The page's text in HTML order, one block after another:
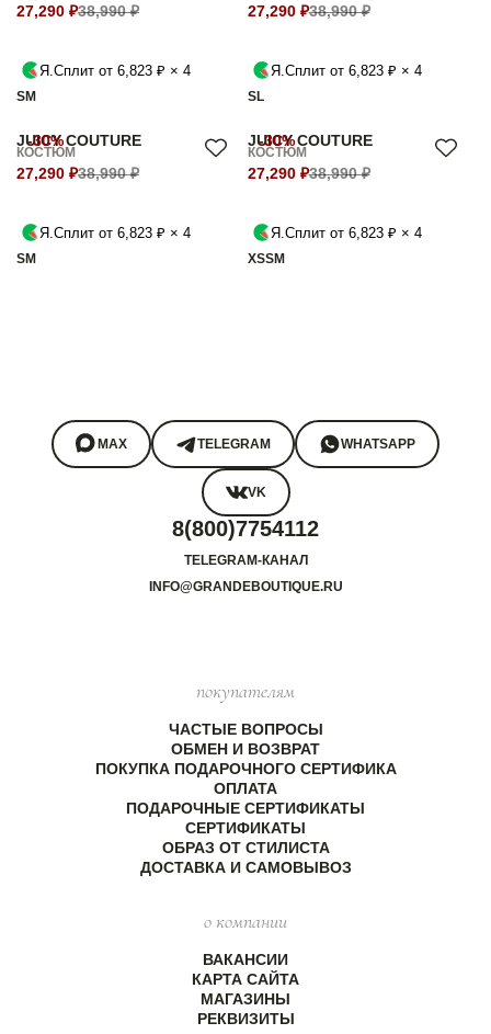
27,290 ₽38,990 ₽
Я.Сплит от 6,823 ₽ × 4
SM
27,290 ₽38,990 ₽
Я.Сплит от 6,823 ₽ × 4
SL
-30%
JUICY COUTURE
КОСТЮМ
27,290 ₽38,990 ₽
Я.Сплит от 6,823 ₽ × 4
SM
-30%
JUICY COUTURE
КОСТЮМ
27,290 ₽38,990 ₽
Я.Сплит от 6,823 ₽ × 4
XSSM
MAX TELEGRAM WHATSAPP
VK
8(800)7754112
TELEGRAM-КАНАЛ
INFO@GRANDEBOUTIQUE.RU
покупателям
ЧАСТЫЕ ВОПРОСЫ
ОБМЕН И ВОЗВРАТ
ПОКУПКА ПОДАРОЧНОГО СЕРТИФИКА
ОПЛАТА
ПОДАРОЧНЫЕ СЕРТИФИКАТЫ
СЕРТИФИКАТЫ
ОБРАЗ ОТ СТИЛИСТА
ДОСТАВКА И САМОВЫВОЗ
о компании
ВАКАНСИИ
КАРТА САЙТА
МАГАЗИНЫ
РЕКВИЗИТЫ